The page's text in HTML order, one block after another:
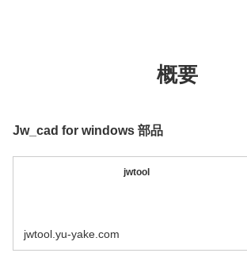
概要
Jw_cad for windows 部品
jwtool
jwtool.yu-yake.com